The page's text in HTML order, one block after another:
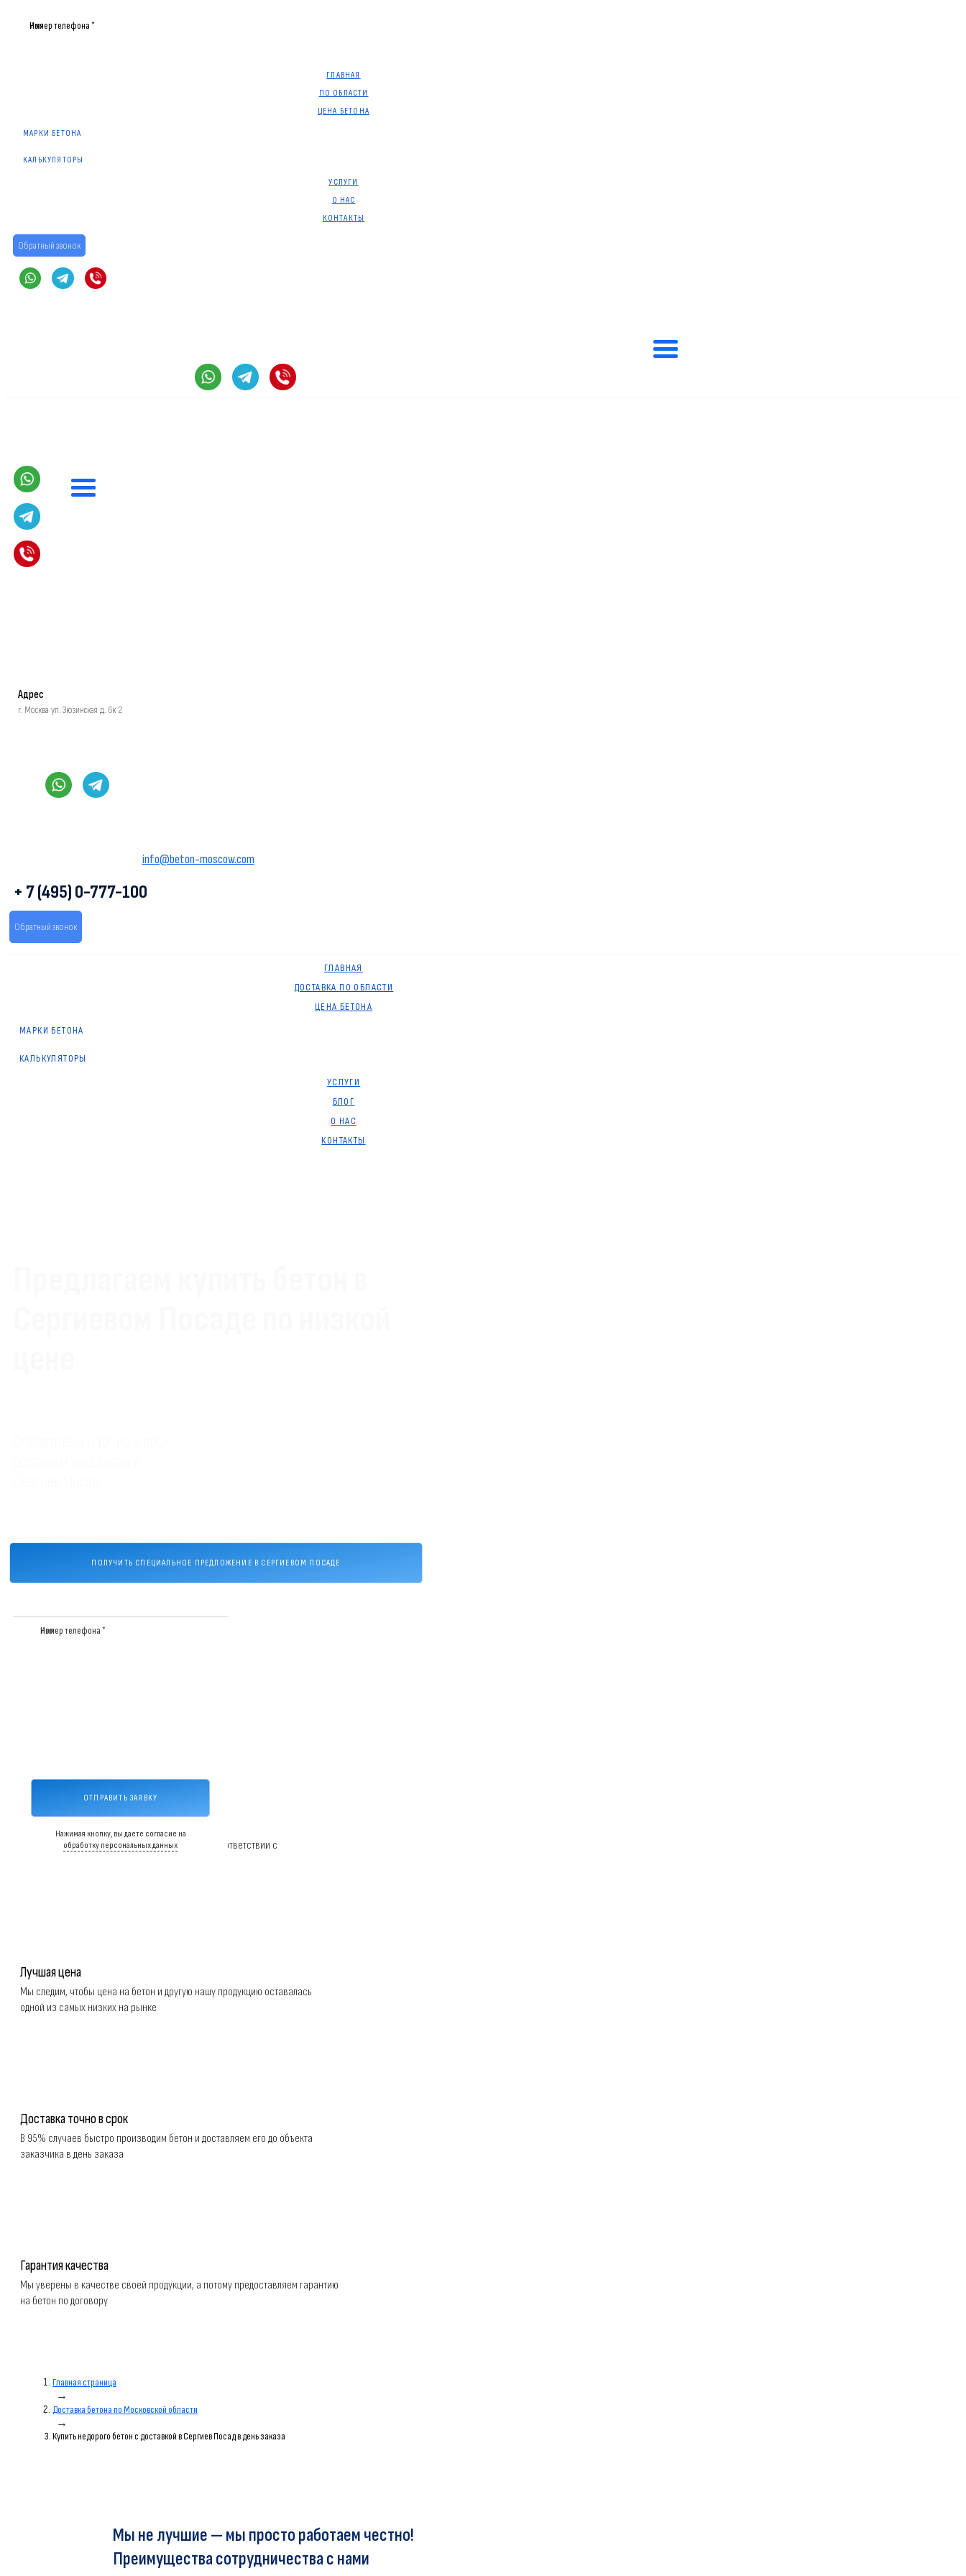
ГЛАВНАЯ
ПО ОБЛАСТИ
ЦЕНА БЕТОНА
МАРКИ БЕТОНА
КАЛЬКУЛЯТОРЫ
УСЛУГИ
О НАС
КОНТАКТЫ
Обратный звонок
Адрес
г. Москва ул. Зюзинская д. 6к 2
info@beton-moscow.com
+ 7 (495) 0-777-100
Обратный звонок
ГЛАВНАЯ
ДОСТАВКА ПО ОБЛАСТИ
ЦЕНА БЕТОНА
МАРКИ БЕТОНА
КАЛЬКУЛЯТОРЫ
УСЛУГИ
БЛОГ
О НАС
КОНТАКТЫ
ПОЛУЧИТЬ СПЕЦИАЛЬНОЕ ПРЕДЛОЖЕНИЕ В СЕРГИЕВОМ ПОСАДЕ
Персональная цена через
Имя
Номер телефона *
ОТПРАВИТЬ ЗАЯВКУ
Нажимая кнопку, вы даете согласие на
обработку персональных данных
Производим бетон строго по ГОСТу и в полном соответствии с
Лучшая цена
Мы следим, чтобы цена на бетон и другую нашу продукцию оставалась
одной из самых низких на рынке
Доставка точно в срок
В 95% случаев быстро производим бетон и доставляем его до объекта
заказчика в день заказа
Гарантия качества
Мы уверены в качестве своей продукции, а потому предоставляем гарантию
на бетон по договору
Главная страница
→
Доставка бетона по Московской области
→
Купить недорого бетон с доставкой в Сергиев Посад в день заказа
Мы не лучшие — мы просто работаем честно!
Преимущества сотрудничества с нами
Имя
Номер телефона *